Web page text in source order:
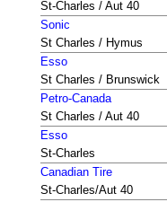
St-Charles / Aut 40
Sonic
St Charles / Hymus
Esso
St Charles / Brunswick
Petro-Canada
St Charles / Aut 40
Esso
St-Charles
Canadian Tire
St-Charles/Aut 40